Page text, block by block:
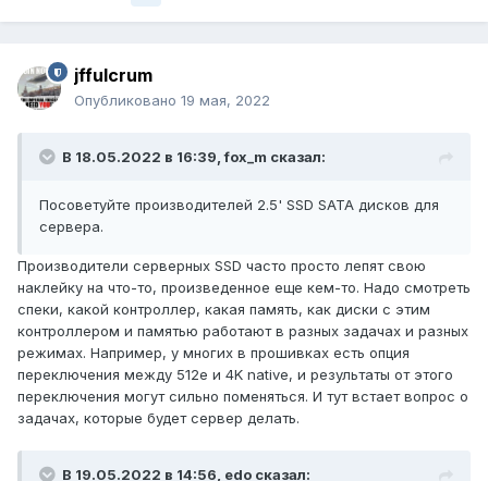
jffulcrum
Опубликовано 19 мая, 2022
В 18.05.2022 в 16:39,fox_m сказал:
Посоветуйте производителей 2.5' SSD SATA дисков для
сервера.
Производители серверных SSD часто просто лепят свою
наклейку на что-то, произведенное еще кем-то. Надо смотреть
спеки, какой контроллер, какая память, как диски с этим
контроллером и памятью работают в разных задачах и разных
режимах. Например, у многих в прошивках есть опция
переключения между 512e и 4K native, и результаты от этого
переключения могут сильно поменяться. И тут встает вопрос о
задачах, которые будет сервер делать.
В 19.05.2022 в 14:56, edo сказал: